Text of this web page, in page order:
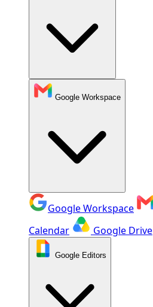
Google Workspace
Google Workspace
Calendar
Google Drive
Google Editors